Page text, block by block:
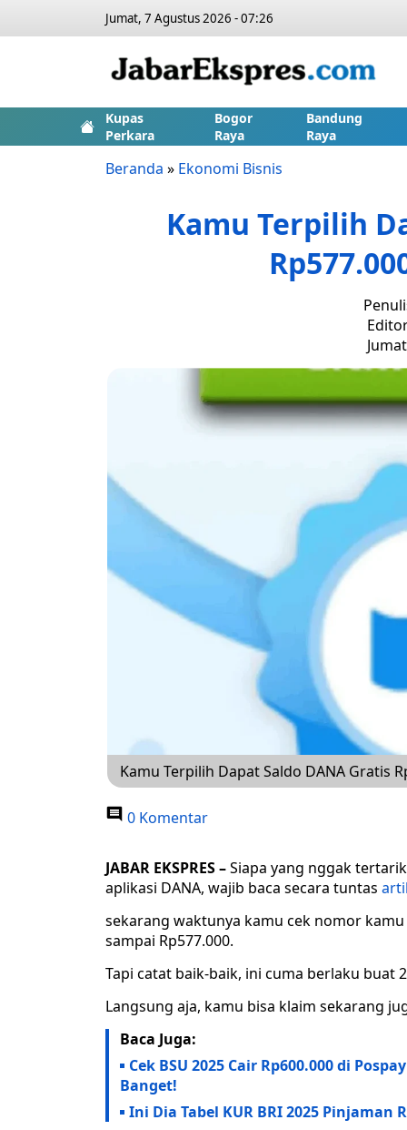
Jumat, 7 Agustus 2026 - 07:26
Kupas
Perkara
Bogor
Raya
Bandung
Raya
Beranda » Ekonomi Bisnis
Kamu Terpilih
Kamu Terpilih Dapat Saldo DANA Gratis
0 Komentar
JABAR EKSPRES –Siapa yang nggak
aplikasi DANA, wajib baca secara tuntas
sekarang waktunya kamu cek nomor
sampai Rp577.000.
Tapi catat baik-baik, ini cuma berlaku buat
Langsung aja, kamu bisa klaim sekarang
Baca Juga:
Cek BSU 2025 Cair Rp600.000 di
Banget!
Ini Dia Tabel KUR BRI 2025 Pinjaman